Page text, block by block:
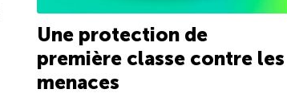
Une protection de
première classe contre les
menaces